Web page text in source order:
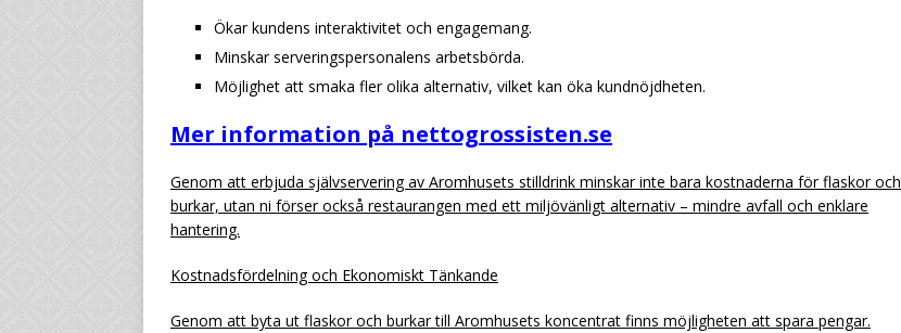
Ökar kundens interaktivitet och engagemang.
Minskar serveringspersonalens arbetsbörda.
Möjlighet att smaka fler olika alternativ, vilket kan öka kundnöjdheten.
Mer information på nettogrossisten.se
Genom att erbjuda självservering av Aromhusets stilldrink minskar inte bara kostnaderna för flaskor och
burkar, utan ni förser också restaurangen med ett miljövänligt alternativ – mindre avfall och enklare
hantering.
Kostnadsfördelning och Ekonomiskt Tänkande
Genom att byta ut flaskor och burkar till Aromhusets koncentrat finns möjligheten att spara pengar.